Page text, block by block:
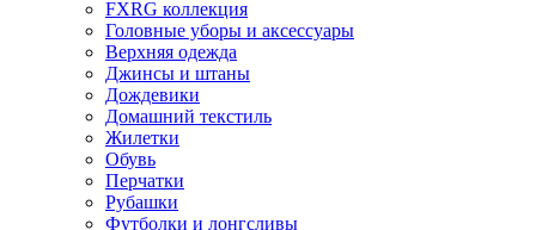
FXRG коллекция
Головные уборы и аксессуары
Верхняя одежда
Джинсы и штаны
Дождевики
Домашний текстиль
Жилетки
Обувь
Перчатки
Рубашки
Футболки и лонгсливы